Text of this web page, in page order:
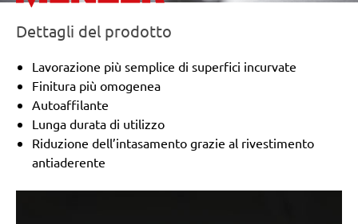
Dettagli del prodotto
Lavorazione più semplice di superfici incurvate
Finitura più omogenea
Autoaffilante
Lunga durata di utilizzo
Riduzione dell’intasamento grazie al rivestimento
antiaderente